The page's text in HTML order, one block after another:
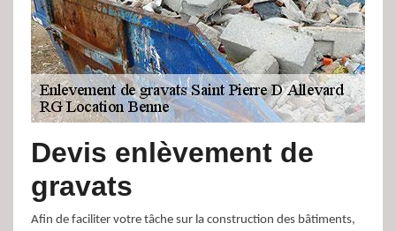
Devis enlèvement de
gravats
Afin de faciliter votre tâche sur la construction des bâtiments,